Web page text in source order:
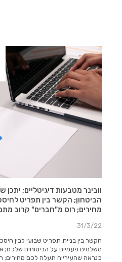
וובינר מטבעות דיגיטליים;
הביטחון; הקשר בין תפריט
מחירים; רוס מ"חברים" קרוב
31/3/22
הקשר בין בניית תפריט שבועי לבין
משלמים פעמיים על הביטוחים שלכם;
כנראה שהעירייה תעלה לכם מחירים;